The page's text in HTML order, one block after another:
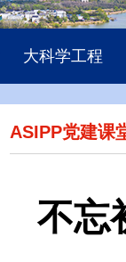
大科学工程
ASIPP党建课
不忘